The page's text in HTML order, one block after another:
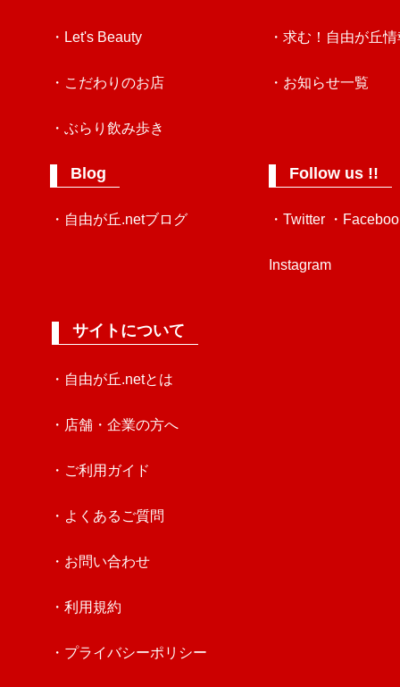
・Let's Beauty
・こだわりのお店
・ぶらり飲み歩き
Blog
・自由が丘.netブログ
・求む！自由が丘
・お知らせ一覧
Follow us !!
・Twitter ・
Instagram
サイトについて
・自由が丘.netとは
・店舗・企業の方へ
・ご利用ガイド
・よくあるご質問
・お問い合わせ
・利用規約
・プライバシーポリシー